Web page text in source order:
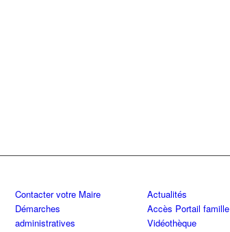
Contacter votre Maire
Démarches
administratives
Actualités
Accès Portail famille
Vidéothèque